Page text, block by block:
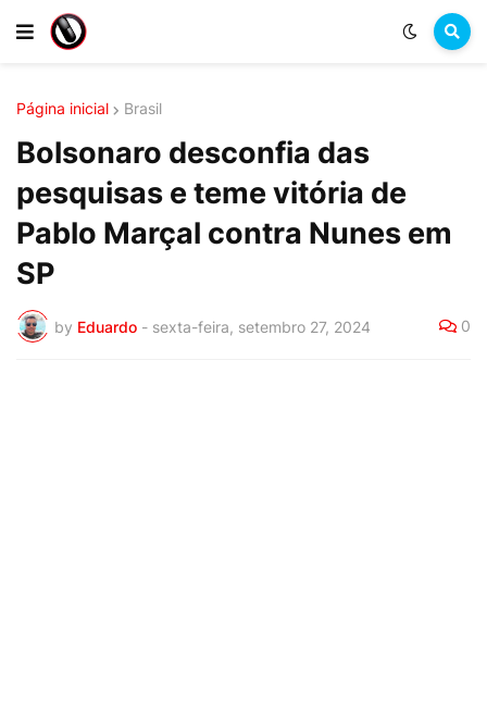
Página inicial Brasil
Bolsonaro desconfia das
pesquisas e teme vitória de
Pablo Marçal contra Nunes em
SP
by Eduardo - sexta-feira, setembro 27, 2024 0